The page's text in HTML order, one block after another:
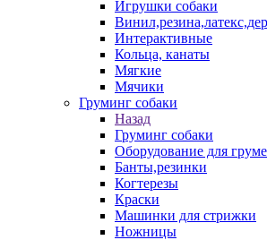
Игрушки собаки
Интерактивные
Кольца, канаты
Мягкие
Мячики
Груминг собаки
Назад
Груминг собаки
Оборудование для
Банты,резинки
Когтерезы
Краски
Машинки для стрижки
Ножницы